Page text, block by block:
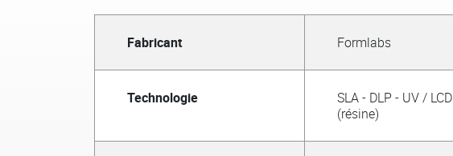
Fabricant Formlabs
Technologie
SLA - DLP - UV / LCD
(résine)